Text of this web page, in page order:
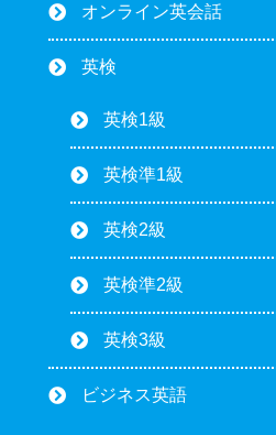
オンライン英会話
英検
英検1級
英検準1級
英検2級
英検準2級
英検3級
ビジネス英語